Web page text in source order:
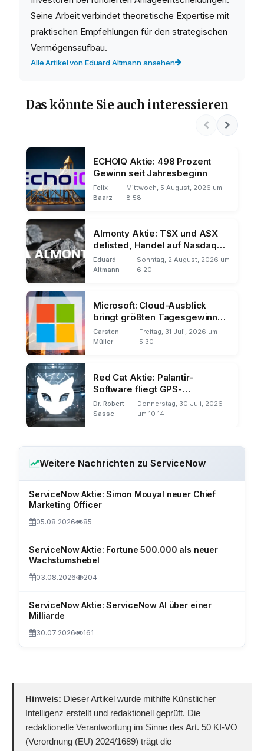
Seine Arbeit verbindet theoretische Expertise mit
praktischen Empfehlungen für den strategischen
Vermögensaufbau.
Alle Artikel von Eduard Altmann ansehen
Das könnte Sie auch interessieren
ECHOIQ Aktie: 498 Prozent
Gewinn seit Jahresbeginn
Felix
Baarz
Mittwoch, 5 August, 2026 um
8:58
Almonty Aktie: TSX und ASX
delisted, Handel auf Nasdaq
und Frankfurt
Eduard
Altmann
Sonntag, 2 August, 2026 um
6:20
Microsoft: Cloud-Ausblick
bringt größten Tagesgewinn
der Börsengeschichte
Carsten
Müller
Freitag, 31 Juli, 2026 um
5:30
Red Cat Aktie: Palantir-
Software fliegt GPS-
unabhängig
Dr. Robert
Sasse
Donnerstag, 30 Juli, 2026
um 10:14
Weitere Nachrichten zu ServiceNow
ServiceNow Aktie: Simon Mouyal neuer Chief
Marketing Officer
05.08.2026 85
ServiceNow Aktie: Fortune 500.000 als neuer
Wachstumshebel
03.08.2026 204
ServiceNow Aktie: ServiceNow AI über einer
Milliarde
30.07.2026 161
Hinweis: Dieser Artikel wurde mithilfe Künstlicher
Intelligenz erstellt und redaktionell geprüft. Die
redaktionelle Verantwortung im Sinne des Art. 50 KI-VO
(Verordnung (EU) 2024/1689) trägt die